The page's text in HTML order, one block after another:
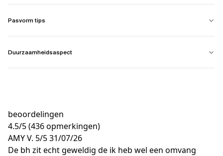
Pasvorm tips
Duurzaamheidsaspect
beoordelingen
4.5/5(436 opmerkingen)
AMY V. 5/531/07/26
De bh zit echt geweldig de ik heb wel een omvang